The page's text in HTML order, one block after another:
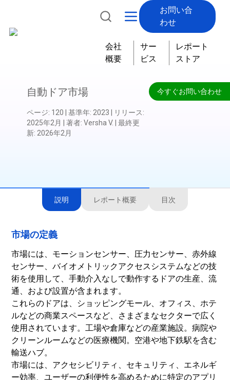
お問い合
わせ
会社
概要
サー
ビス
レポート
ストア
今すぐお問い合わせ
自動ドア市場
ページ: 120 基準年: 2023 リリース:
2025年2月
著者: Versha V.
最終更
新: 2026年2月
説明 レポート概要 目次
市場の定義
市場には、モーションセンサー、圧力センサー、赤外線
センサー、バイオメトリックアクセスシステムなどの技
術を使用して、手動介入なしで動作するドアの生産、流
通、および設置が含まれます。
これらのドアは、ショッピングモール、オフィス、ホテ
ルなどの商業スペースなど、さまざまなセクターで広く
使用されています。工場や倉庫などの産業施設。病院や
クリーンルームなどの医療機関。空港や地下鉄駅を含む
輸送ハブ。
市場には、アクセシビリティ、セキュリティ、エネルギ
ー効率、ユーザーの利便性を高めるために特定のアプリ